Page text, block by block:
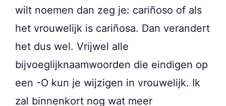
wilt noemen dan zeg je: cariñoso of als
het vrouwelijk is cariñosa. Dan verandert
het dus wel. Vrijwel alle
bijvoeglijknaamwoorden die eindigen op
een -O kun je wijzigen in vrouwelijk. Ik
zal binnenkort nog wat meer